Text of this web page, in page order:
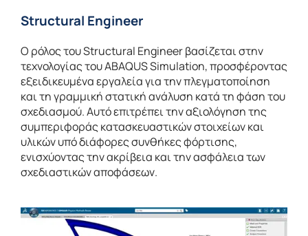
Structural Engineer
Ο ρόλος του Structural Engineer βασίζεται στην
τεχνολογίας του ABAQUS Simulation, προσφέροντας
εξειδικευμένα εργαλεία για την πλεγματοποίηση
και τη γραμμική στατική ανάλυση κατά τη φάση του
σχεδιασμού. Αυτό επιτρέπει την αξιολόγηση της
συμπεριφοράς κατασκευαστικών στοιχείων και
υλικών υπό διάφορες συνθήκες φόρτισης,
ενισχύοντας την ακρίβεια και την ασφάλεια των
σχεδιαστικών αποφάσεων.